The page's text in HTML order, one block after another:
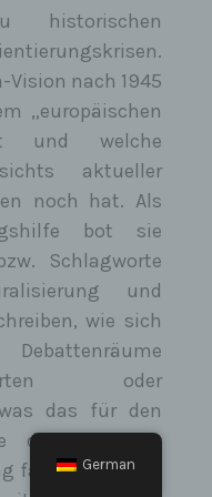
historischen
Vision nach 1945
„europäischen
und welche
aktueller
noch hat. Als
bot sie
Schlagworte
und
wie sich
oder
das für den
demokratische
fand in der Aula
German
bereitzustellen,
Vertrag abschließt.
Daten hätte
Betroffenen nicht
Daten durch den
an einen unserer
klärt den Betroffenen
Bereitstellung der
oder vertraglich
erforderlich
personenbezogenen
die
verzichten wir
oder ein